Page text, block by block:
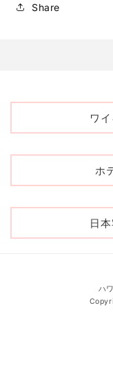
Share
ワ
ホ
日
ハ